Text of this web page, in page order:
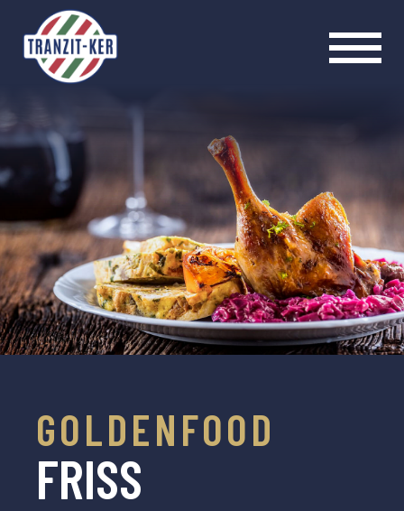
GOLDENFOOD
FRISS